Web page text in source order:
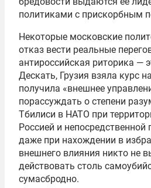
политиками с прискорбным
Некоторые московские
отказ вести реальные
антироссийская риторика —
Дескать, Грузия взяла курс
получила «внешнее
порассуждать о степени
Тбилиси в НАТО при
Россией и непосредственной
даже при нахождении в
внешнего влияния никто не
действовать столь
сумасбродно.